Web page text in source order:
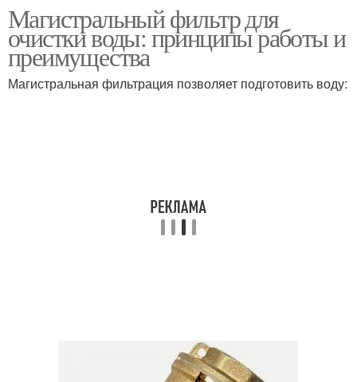
фильтр
Фильтр в квартире
Магистральный фильтр для
очистки воды: принципы работы и
преимущества
Магистральная фильтрация позволяет подготовить воду: